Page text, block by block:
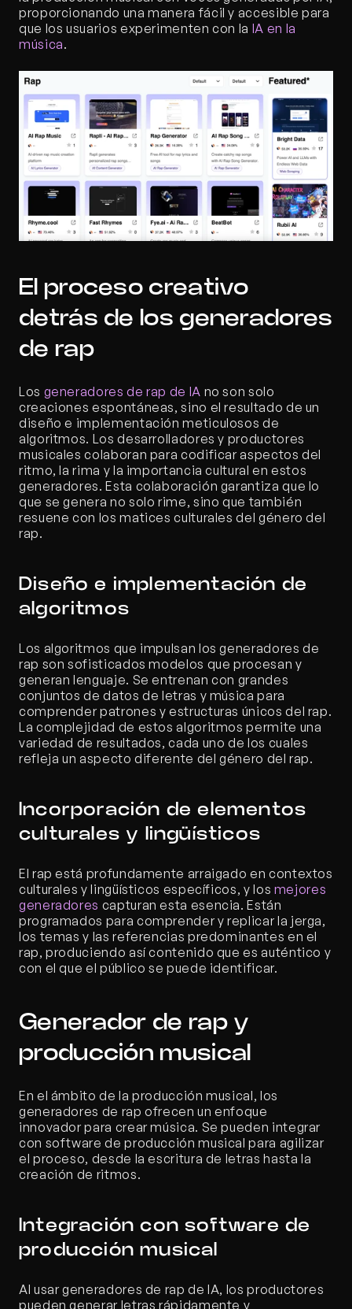
proporcionando una manera fácil y accesible para
que los usuarios experimenten con la IA en la
música.
El proceso creativo
detrás de los generadores
de rap
Los generadores de rap de IA no son solo
creaciones espontáneas, sino el resultado de un
diseño e implementación meticulosos de
algoritmos. Los desarrolladores y productores
musicales colaboran para codificar aspectos del
ritmo, la rima y la importancia cultural en estos
generadores. Esta colaboración garantiza que lo
que se genera no solo rime, sino que también
resuene con los matices culturales del género del
rap.
Diseño e implementación de
algoritmos
Los algoritmos que impulsan los generadores de
rap son sofisticados modelos que procesan y
generan lenguaje. Se entrenan con grandes
conjuntos de datos de letras y música para
comprender patrones y estructuras únicos del rap.
La complejidad de estos algoritmos permite una
variedad de resultados, cada uno de los cuales
refleja un aspecto diferente del género del rap.
Incorporación de elementos
culturales y lingüísticos
El rap está profundamente arraigado en contextos
culturales y lingüísticos específicos, y los mejores
generadores capturan esta esencia. Están
programados para comprender y replicar la jerga,
los temas y las referencias predominantes en el
rap, produciendo así contenido que es auténtico y
con el que el público se puede identificar.
Generador de rap y
producción musical
En el ámbito de la producción musical, los
generadores de rap ofrecen un enfoque
innovador para crear música. Se pueden integrar
con software de producción musical para agilizar
el proceso, desde la escritura de letras hasta la
creación de ritmos.
Integración con software de
producción musical
Al usar generadores de rap de IA, los productores
pueden generar letras rápidamente y